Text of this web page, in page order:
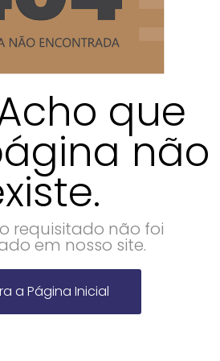
que
não
requisitado não foi
em nosso site.
a Página Inicial